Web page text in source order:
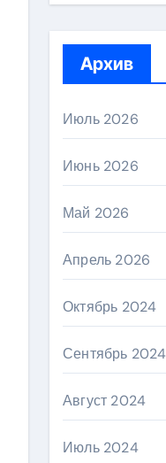
Архив
Июль 2026
Июнь 2026
Май 2026
Апрель 2026
Октябрь 2024
Сентябрь 2024
Август 2024
Июль 2024